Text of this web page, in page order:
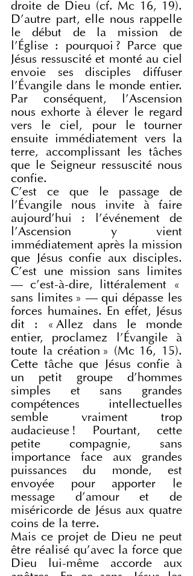
droite de Dieu (cf. Mc 16, 19).
D’autre part, elle nous rappelle
le début de la mission de
l’Église : pourquoi ? Parce que
Jésus ressuscité et monté au ciel
envoie ses disciples diffuser
l’Évangile dans le monde entier.
Par conséquent, l’Ascension
nous exhorte à élever le regard
vers le ciel, pour le tourner
ensuite immédiatement vers la
terre, accomplissant les tâches
que le Seigneur ressuscité nous
confie.
C’est ce que le passage de
l’Évangile nous invite à faire
aujourd’hui : l’événement de
l’Ascension y vient
immédiatement après la mission
que Jésus confie aux disciples.
C’est une mission sans limites
— c’est-à-dire, littéralement «
sans limites » — qui dépasse les
forces humaines. En effet, Jésus
dit : « Allez dans le monde
entier, proclamez l’Évangile à
toute la création » (Mc 16, 15).
Cette tâche que Jésus confie à
un petit groupe d’hommes
simples et sans grandes
compétences intellectuelles
semble vraiment trop
audacieuse ! Pourtant, cette
petite compagnie, sans
importance face aux grandes
puissances du monde, est
envoyée pour apporter le
message d’amour et de
miséricorde de Jésus aux quatre
coins de la terre.
Mais ce projet de Dieu ne peut
être réalisé qu’avec la force que
Dieu lui-même accorde aux